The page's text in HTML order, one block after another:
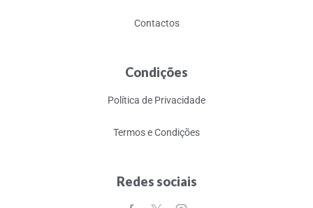
Contactos
Condições
Política de Privacidade
Termos e Condições
Redes sociais